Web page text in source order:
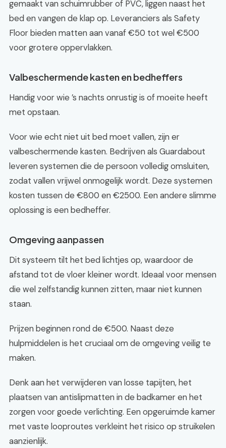
gemaakt van schuimrubber of PVC, liggen naast het
bed en vangen de klap op. Leveranciers als Safety
Floor bieden matten aan vanaf €50 tot wel €500
voor grotere oppervlakken.
Valbeschermende kasten en bedheffers
Handig voor wie ’s nachts onrustig is of moeite heeft
met opstaan.
Voor wie echt niet uit bed moet vallen, zijn er
valbeschermende kasten. Bedrijven als Guardabout
leveren systemen die de persoon volledig omsluiten,
zodat vallen vrijwel onmogelijk wordt. Deze systemen
kosten tussen de €800 en €2500. Een andere slimme
oplossing is een bedheffer.
Omgeving aanpassen
Dit systeem tilt het bed lichtjes op, waardoor de
afstand tot de vloer kleiner wordt. Ideaal voor mensen
die wel zelfstandig kunnen zitten, maar niet kunnen
staan.
Prijzen beginnen rond de €500. Naast deze
hulpmiddelen is het cruciaal om de omgeving veilig te
maken.
Denk aan het verwijderen van losse tapijten, het
plaatsen van antislipmatten in de badkamer en het
zorgen voor goede verlichting. Een opgeruimde kamer
met vaste looproutes verkleint het risico op struikelen
aanzienlijk.